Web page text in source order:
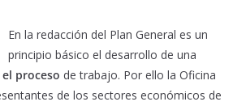
En la redacción del Plan General es un
principio básico el desarrollo de una
proceso de trabajo. Por ello la Oficina
de los sectores económicos de